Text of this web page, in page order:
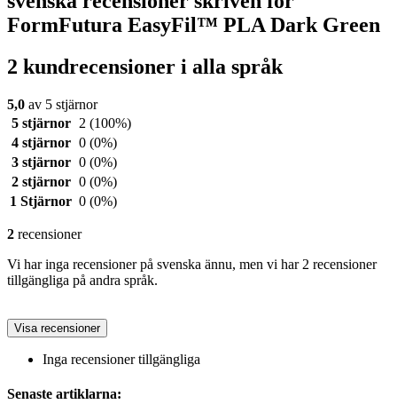
FormFutura EasyFil™ PLA Dark Green
2 kundrecensioner i alla språk
5,0 av 5 stjärnor
5 stjärnor
2 (100%)
4 stjärnor 0 (0%)
3 stjärnor 0 (0%)
2 stjärnor 0 (0%)
1 Stjärnor 0 (0%)
2 recensioner
Vi har inga recensioner på svenska ännu, men vi har 2 recensioner
tillgängliga på andra språk.
Visa recensioner
Inga recensioner tillgängliga
Senaste artiklarna: